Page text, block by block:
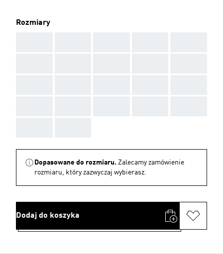
Rozmiary
Dopasowane do rozmiaru. Zalecamy zamówienie
rozmiaru, który zazwyczaj wybierasz.
Dodaj do koszyka